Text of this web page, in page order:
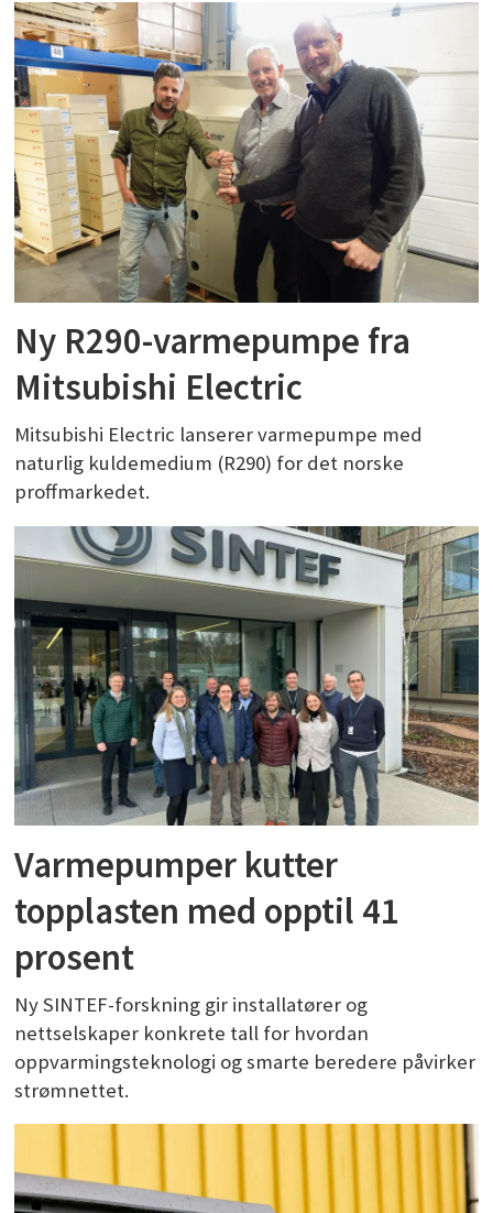
Ny R290-varmepumpe fra
Mitsubishi Electric
Mitsubishi Electric lanserer varmepumpe med
naturlig kuldemedium (R290) for det norske
proffmarkedet.
Varmepumper kutter
topplasten med opptil 41
prosent
Ny SINTEF-forskning gir installatører og
nettselskaper konkrete tall for hvordan
oppvarmingsteknologi og smarte beredere påvirker
strømnettet.